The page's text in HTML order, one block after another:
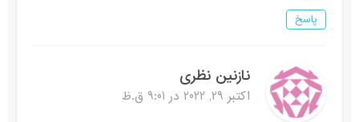
پاسخ
نازنین نظری
اکتبر 29, 2022 در 9:01 ق.ظ